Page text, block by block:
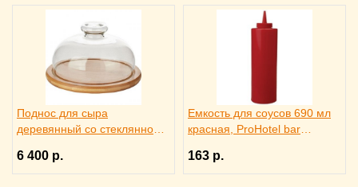
Поднос для сыра
деревянный со стеклянной
6 400 р.
Емкость для соусов 690 мл
красная, ProHotel bar
163 р.